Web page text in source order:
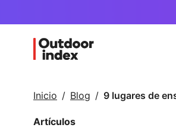
Inicio Blog 9 lugares de
Artículos